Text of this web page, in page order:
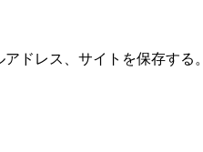
ドレス、サイトを保存する。